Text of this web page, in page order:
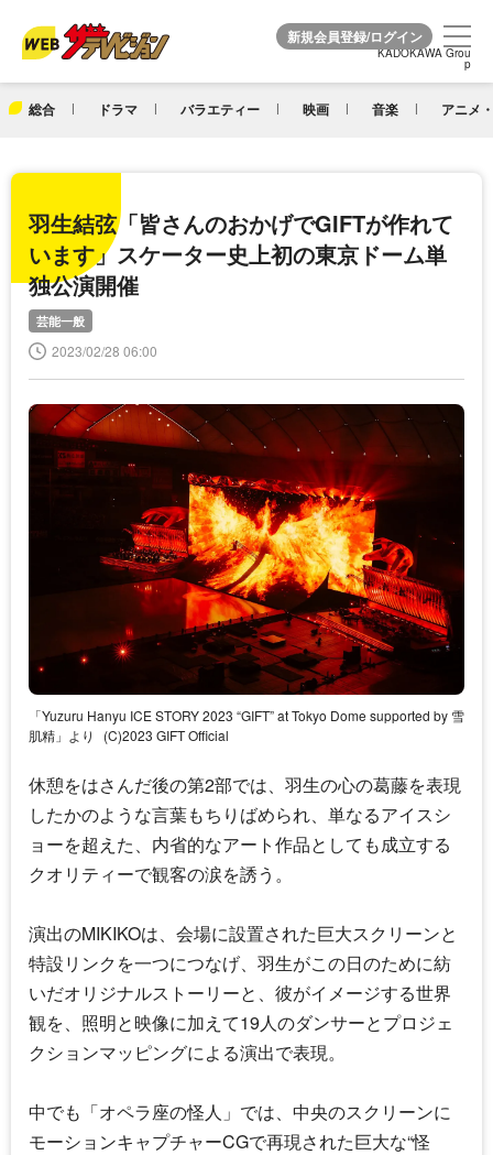
KADOKAWA Grou
p
総合 ドラマ バラエティー 映画 音楽 アニメ
KADOKAWA Grou
p
羽生結弦「皆さんのおかげでGIFTが作れて
います」スケーター史上初の東京ドーム単
独公演開催
芸能一般
2023/02/28 06:00
「Yuzuru Hanyu ICE STORY 2023 “GIFT” at Tokyo Dome supported by 雪
肌精」より
(C)2023 GIFT Official
休憩をはさんだ後の第2部では、羽生の心の葛藤を表現
したかのような言葉もちりばめられ、単なるアイスシ
ョーを超えた、内省的なアート作品としても成立する
クオリティーで観客の涙を誘う。
演出のMIKIKOは、会場に設置された巨大スクリーンと
特設リンクを一つにつなげ、羽生がこの日のために紡
いだオリジナルストーリーと、彼がイメージする世界
観を、照明と映像に加えて19人のダンサーとプロジェ
クションマッピングによる演出で表現。
中でも「オペラ座の怪人」では、中央のスクリーンに
モーションキャプチャーCGで再現された巨大な“怪